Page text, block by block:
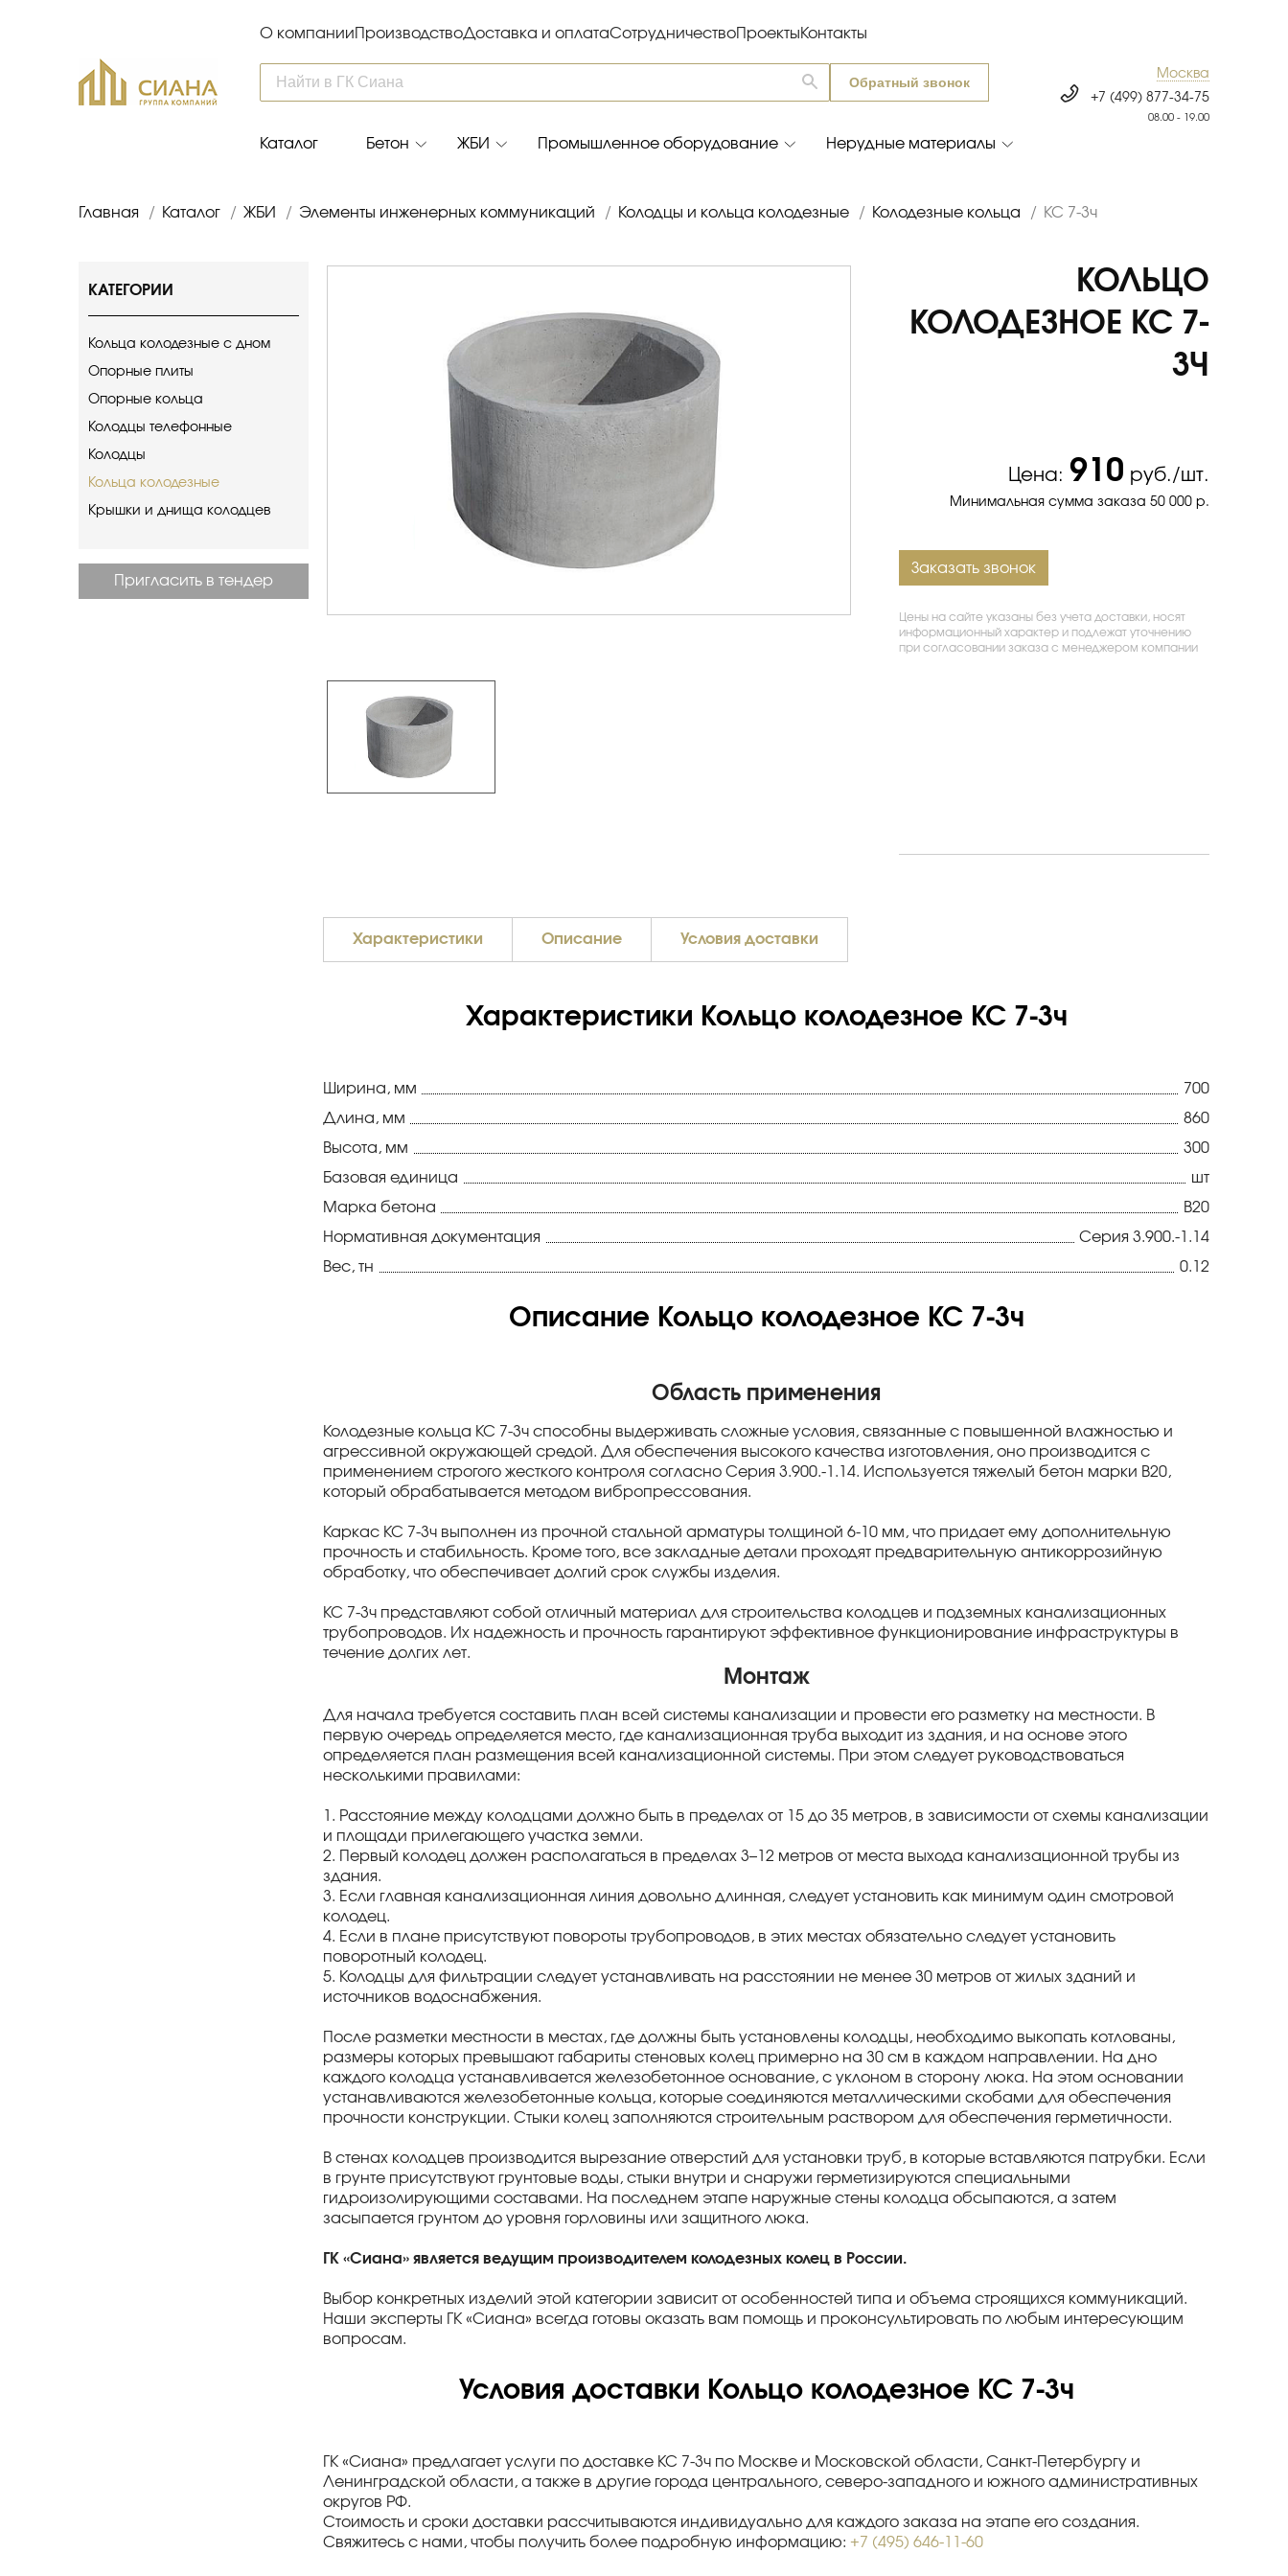
О компании ПроизводствоДоставка и оплатаСотрудничествоПроектыКонтакты
Обратный звонок
Москва
+7 (499) 877-34-75
08.00 - 19.00
Каталог Бетон ЖБИ Промышленное оборудование Нерудные материалы
Главная / Каталог / ЖБИ / Элементы инженерных коммуникаций / Колодцы и кольца колодезные / Колодезные кольца / КС 7-3ч
КАТЕГОРИИ
Кольца колодезные с дном
Опорные плиты
Опорные кольца
Колодцы телефонные
Колодцы
Кольца колодезные
Крышки и днища колодцев
Пригласить в тендер
КОЛЬЦО
КОЛОДЕЗНОЕ КС 7-
3Ч
Цена: 910 руб./шт.
Минимальная сумма заказа 50 000 р.
Заказать звонок
Цены на сайте указаны без учета доставки, носят
информационный характер и подлежат уточнению
при согласовании заказа с менеджером компании
Характеристики Описание Условия доставки
Характеристики Кольцо колодезное КС 7-3ч
Ширина, мм
700
Длина, мм
860
Высота, мм
300
Базовая единица
шт
Марка бетона
В20
Нормативная документация
Серия 3.900.-1.14
Вес, тн
0.12
Описание Кольцо колодезное КС 7-3ч
Область применения
Колодезные кольца КС 7-3ч способны выдерживать сложные условия, связанные с повышенной влажностью и
агрессивной окружающей средой. Для обеспечения высокого качества изготовления, оно производится с
применением строгого жесткого контроля согласно Серия 3.900.-1.14. Используется тяжелый бетон марки В20,
который обрабатывается методом вибропрессования.
Каркас КС 7-3ч выполнен из прочной стальной арматуры толщиной 6-10 мм, что придает ему дополнительную
прочность и стабильность. Кроме того, все закладные детали проходят предварительную антикоррозийную
обработку, что обеспечивает долгий срок службы изделия.
КС 7-3ч представляют собой отличный материал для строительства колодцев и подземных канализационных
трубопроводов. Их надежность и прочность гарантируют эффективное функционирование инфраструктуры в
течение долгих лет.
Монтаж
Для начала требуется составить план всей системы канализации и провести его разметку на местности. В
первую очередь определяется место, где канализационная труба выходит из здания, и на основе этого
определяется план размещения всей канализационной системы. При этом следует руководствоваться
несколькими правилами:
1. Расстояние между колодцами должно быть в пределах от 15 до 35 метров, в зависимости от схемы канализации
и площади прилегающего участка земли.
2. Первый колодец должен располагаться в пределах 3–12 метров от места выхода канализационной трубы из
здания.
3. Если главная канализационная линия довольно длинная, следует установить как минимум один смотровой
колодец.
4. Если в плане присутствуют повороты трубопроводов, в этих местах обязательно следует установить
поворотный колодец.
5. Колодцы для фильтрации следует устанавливать на расстоянии не менее 30 метров от жилых зданий и
источников водоснабжения.
После разметки местности в местах, где должны быть установлены колодцы, необходимо выкопать котлованы,
размеры которых превышают габариты стеновых колец примерно на 30 см в каждом направлении. На дно
каждого колодца устанавливается железобетонное основание, с уклоном в сторону люка. На этом основании
устанавливаются железобетонные кольца, которые соединяются металлическими скобами для обеспечения
прочности конструкции. Стыки колец заполняются строительным раствором для обеспечения герметичности.
В стенах колодцев производится вырезание отверстий для установки труб, в которые вставляются патрубки. Если
в грунте присутствуют грунтовые воды, стыки внутри и снаружи герметизируются специальными
гидроизолирующими составами. На последнем этапе наружные стены колодца обсыпаются, а затем
засыпается грунтом до уровня горловины или защитного люка.
ГК «Сиана» является ведущим производителем колодезных колец в России.
Выбор конкретных изделий этой категории зависит от особенностей типа и объема строящихся коммуникаций.
Наши эксперты ГК «Сиана» всегда готовы оказать вам помощь и проконсультировать по любым интересующим
вопросам.
Условия доставки Кольцо колодезное КС 7-3ч
ГК «Сиана» предлагает услуги по доставке КС 7-3ч по Москве и Московской области, Санкт-Петербургу и
Ленинградской области, а также в другие города центрального, северо-западного и южного административных
округов РФ.
Стоимость и сроки доставки рассчитываются индивидуально для каждого заказа на этапе его создания.
Свяжитесь с нами, чтобы получить более подробную информацию: +7 (495) 646-11-60